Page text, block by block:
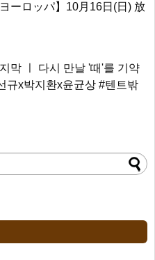
ーロッパ】10月16日(日) 放
막 ㅣ 다시 만날 '때'를 기약
규x박지환x윤균상 #텐트밖